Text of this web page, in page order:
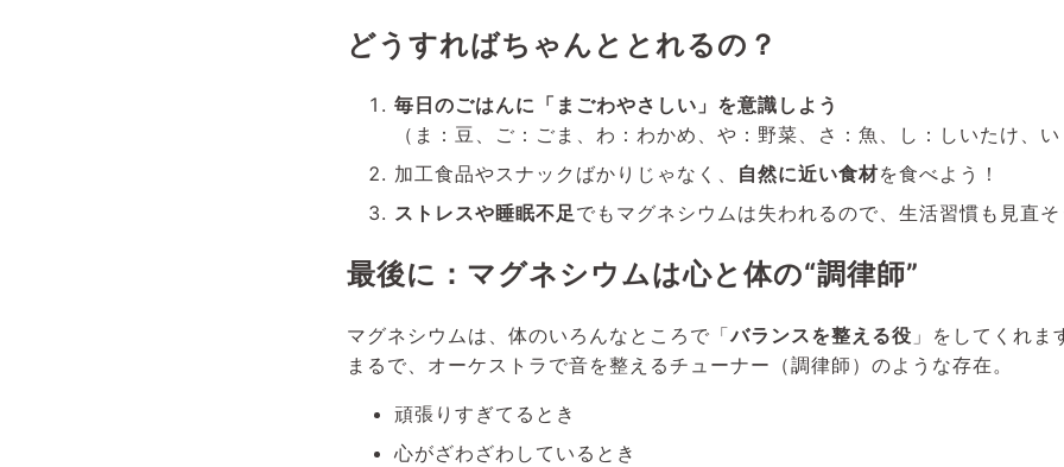
どうすればちゃんととれるの？
毎日のごはんに「まごわやさしい」を意識しよう
（ま：豆、ご：ごま、わ：わかめ、や：野菜、さ：魚、し：しいたけ、
加工食品やスナックばかりじゃなく、 自然に近い食材を食べよう！
ストレスや睡眠不足でもマグネシウムは失われるので、生活習慣も見直
最後に：マグネシウムは心と体の“調律師”
マグネシウムは、体のいろんなところで「バランスを整える役 」をしてくれま
まるで、オーケストラで音を整えるチューナー（調律師）のような存在。
頑張りすぎてるとき
心がざわざわしているとき